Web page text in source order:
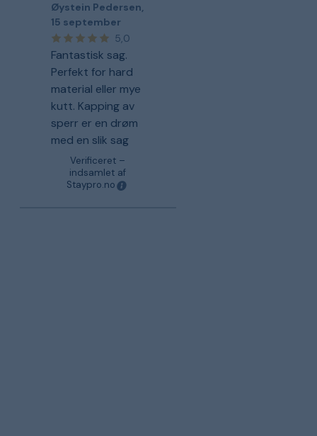
Øystein Pedersen,
15 september
5,0
Fantastisk sag.
Perfekt for hard
material eller mye
kutt. Kapping av
sperr er en drøm
med en slik sag
Verificeret –
indsamlet af
Staypro.no